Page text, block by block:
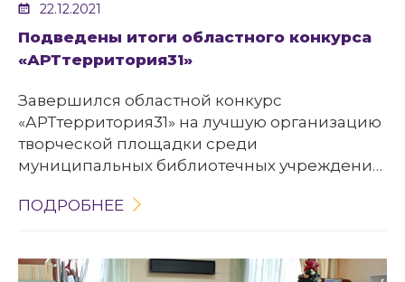
22.12.2021
Подведены итоги областного конкурса
«АРТтерритория31»
Завершился областной конкурс
«АРТтерритория31» на лучшую организацию
творческой площадки среди
муниципальных библиотечных учреждений
ПОДРОБНЕЕ